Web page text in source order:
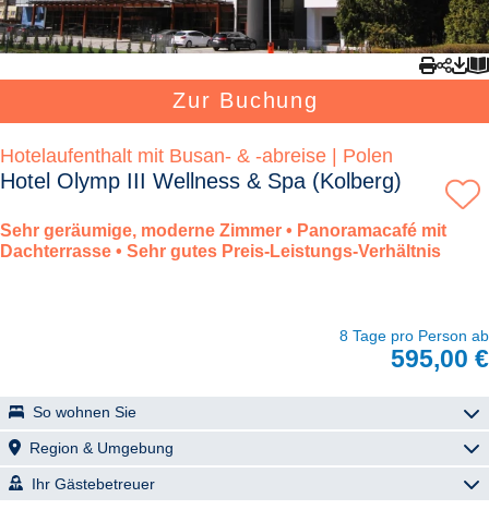
Zur Buchung
Hotelaufenthalt mit Busan- & -abreise | Polen
Hotel Olymp III Wellness & Spa (Kolberg)
Sehr geräumige, moderne Zimmer • Panoramacafé mit
Dachterrasse • Sehr gutes Preis-Leistungs-Verhältnis
8 Tage pro Person ab
595,00 €
So wohnen Sie
Olymp3
Das Kurhotel Olymp III mit seinen 164 Zimmern auf 8 Etagen bietet
den Gästen mit sehr geräumigen, modern eingerichteten Zimmern
Region & Umgebung
Kolberg (Kołobrzeg)
Ihr Gästebetreuer